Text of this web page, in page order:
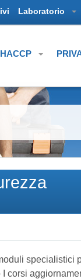
Laboratorio
HACCP
specialistici
corsi